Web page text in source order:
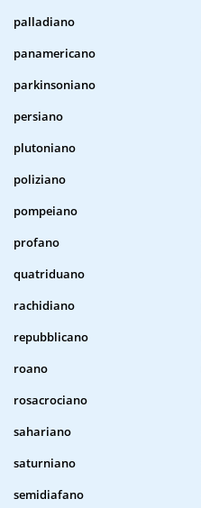
palladiano
panamericano
parkinsoniano
persiano
plutoniano
poliziano
pompeiano
profano
quatriduano
rachidiano
repubblicano
roano
rosacrociano
sahariano
saturniano
semidiafano